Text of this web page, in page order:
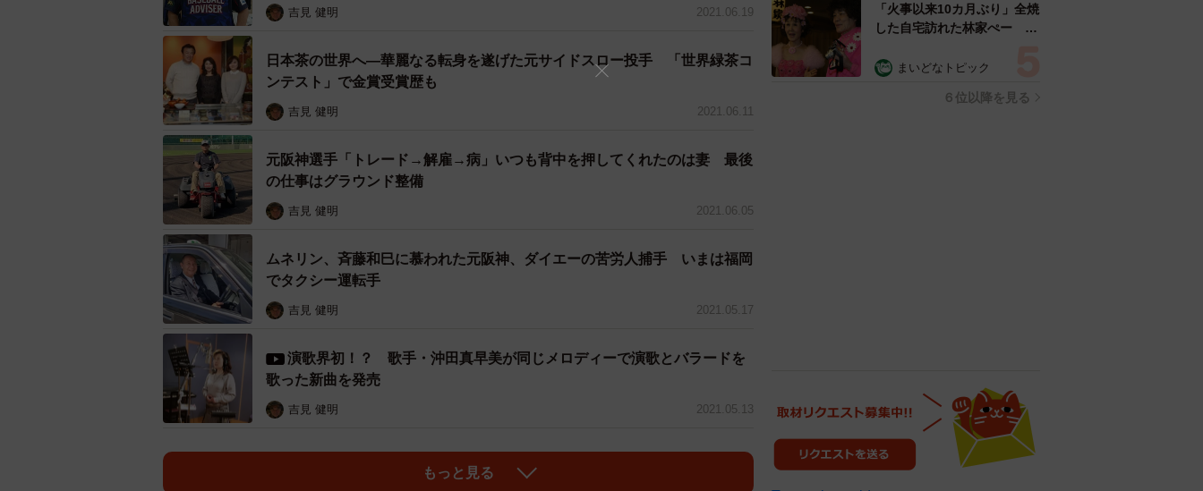
吉見 健明 2021.06.19
日本茶の世界へ―華麗なる転身を遂げた元サイドスロー投手 「世界緑茶コ
ンテスト」で金賞受賞歴も
吉見 健明 2021.06.11
元阪神選手「トレード→解雇→病」いつも背中を押してくれたのは妻 最後
の仕事はグラウンド整備
吉見 健明 2021.06.05
ムネリン、斉藤和巳に慕われた元阪神、ダイエーの苦労人捕手 いまは福岡
でタクシー運転手
吉見 健明 2021.05.17
演歌界初！？ 歌手・沖田真早美が同じメロディーで演歌とバラードを
歌った新曲を発売
吉見 健明 2021.05.13
もっと見る
「火事以来10カ月ぶり」全焼
した自宅訪れた林家ぺー 内
ン状態の部屋に呆然
まいどなトピック
６位以降を見る